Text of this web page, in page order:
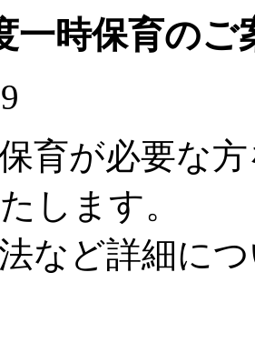
一時保育のご
育が必要な
します。
など詳細に